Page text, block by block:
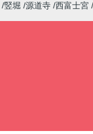
竪堀 源道寺 西富士宮